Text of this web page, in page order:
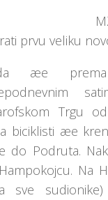
prvu veliku
æe
Trgu
biciklisti æe
do Podruta.
Na
sve